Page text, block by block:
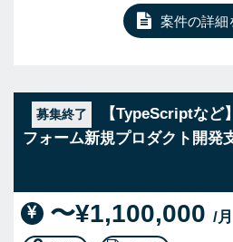
案件の詳細
募集終了
【TypeScriptなど
フォーム新規プロダクト開発
〜¥1,100,000 /月